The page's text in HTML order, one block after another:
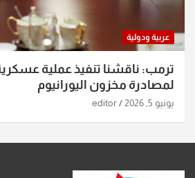
عربية ودولية
ترمب: ناقشنا تنفيذ عملية
لمصادرة مخزون اليورانيوم
يونيو 5, 2026 editor